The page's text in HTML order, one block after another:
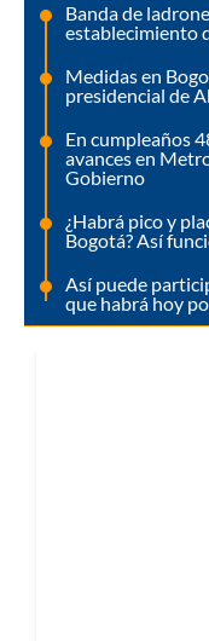
Banda de
establecimiento
Medidas en
presidencial de
En cumpleaños
avances en
Gobierno
¿Habrá pico y
Bogotá? Así
Así puede
que habrá hoy